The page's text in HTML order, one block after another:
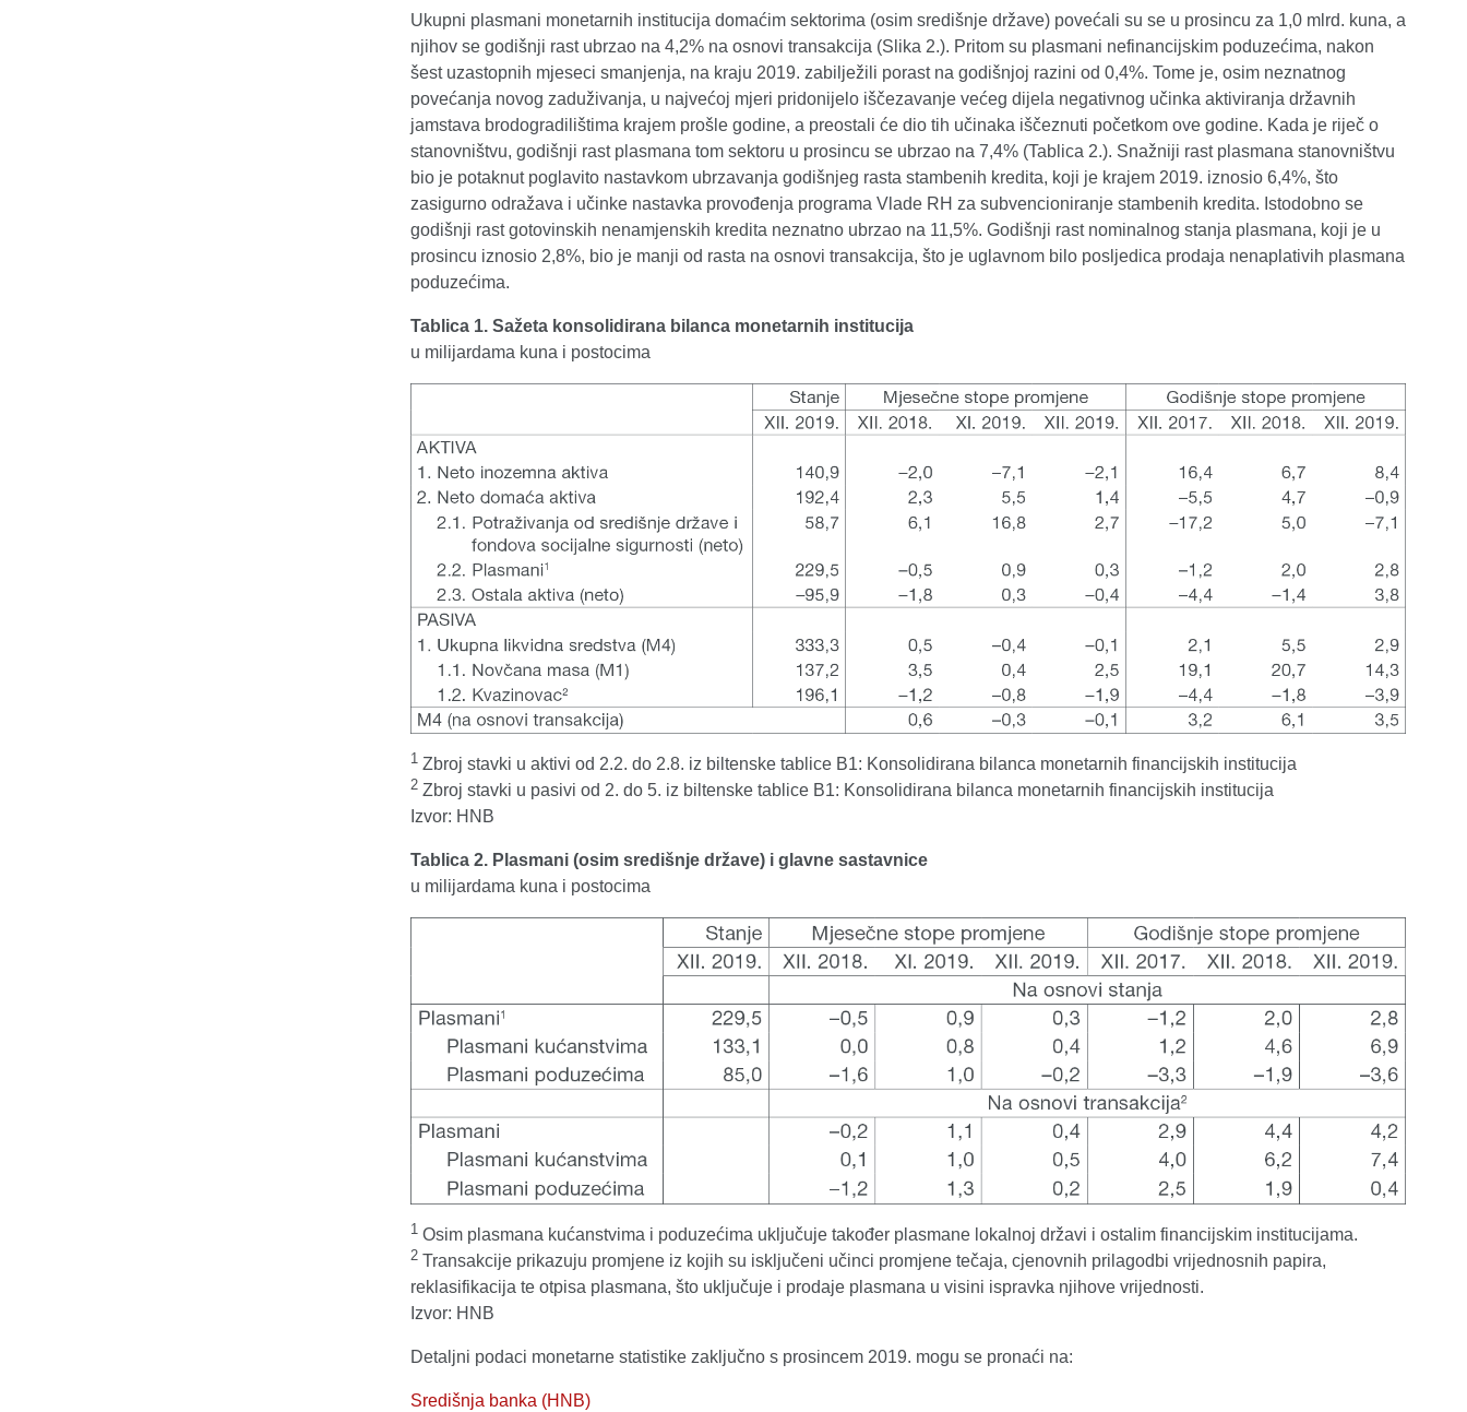
Ukupni plasmani monetarnih institucija domaćim sektorima (osim središnje države) povećali su se u prosincu za 1,0 mlrd. kuna, a
njihov se godišnji rast ubrzao na 4,2% na osnovi transakcija (Slika 2.). Pritom su plasmani nefinancijskim poduzećima, nakon
šest uzastopnih mjeseci smanjenja, na kraju 2019. zabilježili porast na godišnjoj razini od 0,4%. Tome je, osim neznatnog
povećanja novog zaduživanja, u najvećoj mjeri pridonijelo iščezavanje većeg dijela negativnog učinka aktiviranja državnih
jamstava brodogradilištima krajem prošle godine, a preostali će dio tih učinaka iščeznuti početkom ove godine. Kada je riječ o
stanovništvu, godišnji rast plasmana tom sektoru u prosincu se ubrzao na 7,4% (Tablica 2.). Snažniji rast plasmana stanovništvu
bio je potaknut poglavito nastavkom ubrzavanja godišnjeg rasta stambenih kredita, koji je krajem 2019. iznosio 6,4%, što
zasigurno odražava i učinke nastavka provođenja programa Vlade RH za subvencioniranje stambenih kredita. Istodobno se
godišnji rast gotovinskih nenamjenskih kredita neznatno ubrzao na 11,5%. Godišnji rast nominalnog stanja plasmana, koji je u
prosincu iznosio 2,8%, bio je manji od rasta na osnovi transakcija, što je uglavnom bilo posljedica prodaja nenaplativih plasmana
poduzećima.
Tablica 1. Sažeta konsolidirana bilanca monetarnih institucija
u milijardama kuna i postocima
1 Zbroj stavki u aktivi od 2.2. do 2.8. iz biltenske tablice B1: Konsolidirana bilanca monetarnih financijskih institucija
2 Zbroj stavki u pasivi od 2. do 5. iz biltenske tablice B1: Konsolidirana bilanca monetarnih financijskih institucija
Izvor: HNB
Tablica 2. Plasmani (osim središnje države) i glavne sastavnice
u milijardama kuna i postocima
1 Osim plasmana kućanstvima i poduzećima uključuje također plasmane lokalnoj državi i ostalim financijskim institucijama.
2 Transakcije prikazuju promjene iz kojih su isključeni učinci promjene tečaja, cjenovnih prilagodbi vrijednosnih papira,
reklasifikacija te otpisa plasmana, što uključuje i prodaje plasmana u visini ispravka njihove vrijednosti.
Izvor: HNB
Detaljni podaci monetarne statistike zaključno s prosincem 2019. mogu se pronaći na:
Središnja banka (HNB)